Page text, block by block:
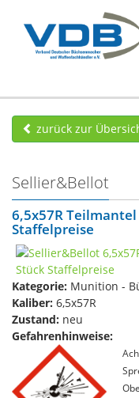
zurück zur
Sellier&Bellot
6,5x57R
Staffelpreise
Kategorie: Munition -
Kaliber: 6,5x57R
Zustand: neu
Gefahrenhinweise: